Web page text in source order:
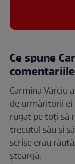
Ce spune
Carmina Vârciu
de urmăritorii ei
rugat pe toți să
trecutul său și
scrise erau
șteargă.